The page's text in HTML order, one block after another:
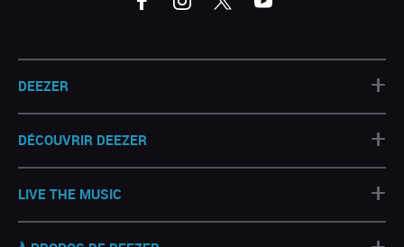
DEEZER +
DÉCOUVRIR DEEZER +
LIVE THE MUSIC +